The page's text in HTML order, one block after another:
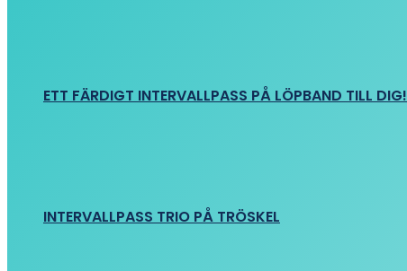
ETT FÄRDIGT INTERVALLPASS PÅ LÖPBAND TILL DIG!
INTERVALLPASS TRIO PÅ TRÖSKEL